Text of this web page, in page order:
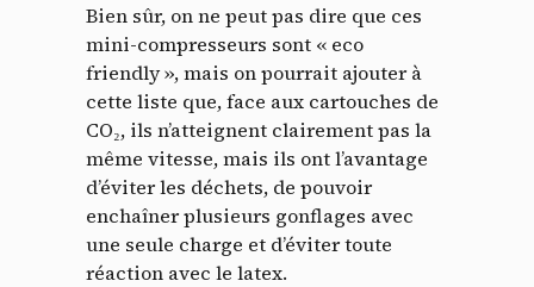
Bien sûr, on ne peut pas dire que ces
mini-compresseurs sont « eco
friendly », mais on pourrait ajouter à
cette liste que, face aux cartouches de
CO₂, ils n’atteignent clairement pas la
même vitesse, mais ils ont l’avantage
d’éviter les déchets, de pouvoir
enchaîner plusieurs gonflages avec
une seule charge et d’éviter toute
réaction avec le latex.